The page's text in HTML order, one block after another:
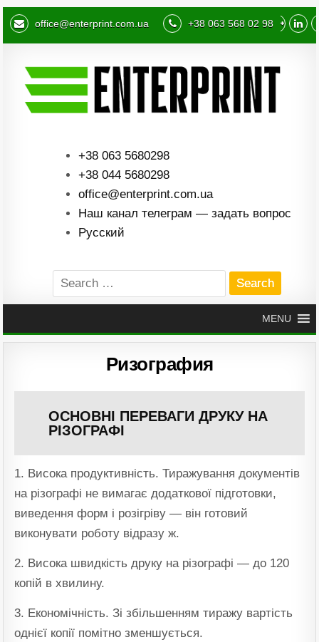
office@enterprint.com.ua +38 063 568 02 98
+38 063 5680298
+38 044 5680298
office@enterprint.com.ua
Наш канал телеграм — задать вопрос
Русский
Search
for:
MENU
Ризография
ОСНОВНІ ПЕРЕВАГИ ДРУКУ НА
РІЗОГРАФІ
1. Висока продуктивність. Тиражування документів
на різографі не вимагає додаткової підготовки,
виведення форм і розігріву — він готовий
виконувати роботу відразу ж.
2. Висока швидкість друку на різографі — до 120
копій в хвилину.
3. Економічність. Зі збільшенням тиражу вартість
однієї копії помітно зменшується.